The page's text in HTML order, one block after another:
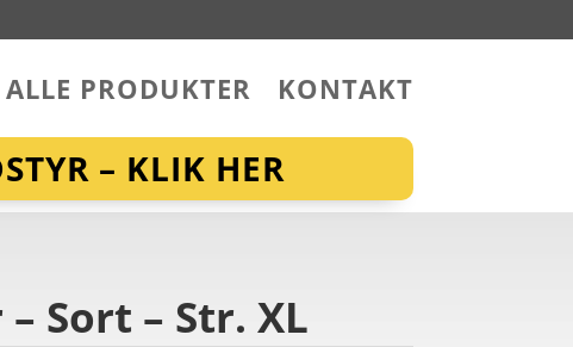
PRODUKTER KONTAKT
– KLIK HER
Sort – Str. XL